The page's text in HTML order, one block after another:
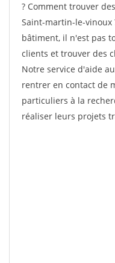
? Comment trouver
Saint-martin-le-
bâtiment, il n'est pas
clients et trouver des
Notre service d'aide
rentrer en contact de
particuliers à la
réaliser leurs projets